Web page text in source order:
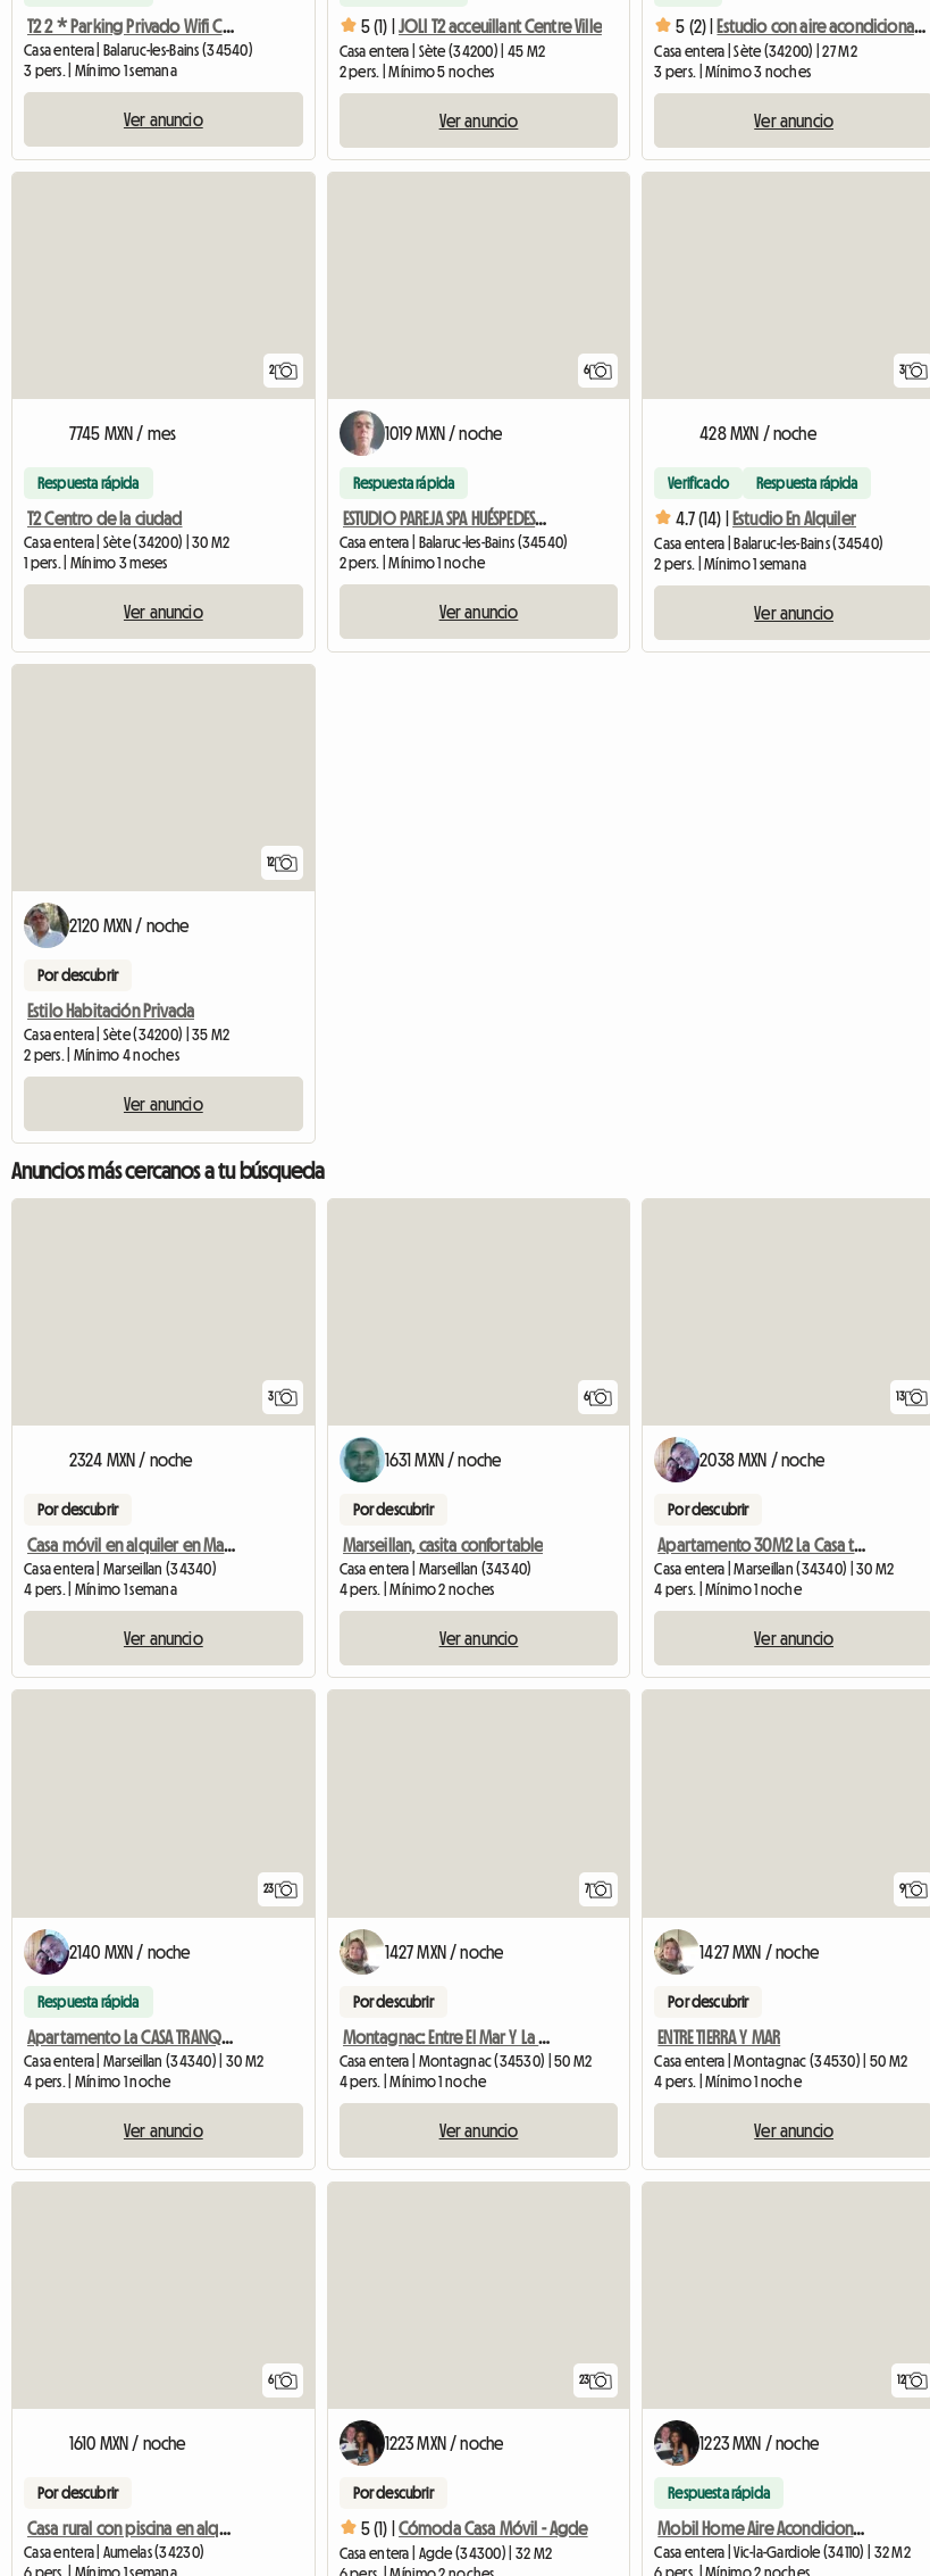
T2 2 * Parking Privado Wifi Centro De Curas Balaruc-les-bains
Casa entera | Balaruc-les-Bains (34540)
3 pers. | Mínimo 1 semana
Ver anuncio
5 (1) | JOLI T2 acceuillant Centre Ville
Casa entera | Sète (34200) | 45 M2
2 pers. | Mínimo 5 noches
Ver anuncio
5 (2) | Estudio con aire acondicionado frente al puerto deportivo.
Casa entera | Sète (34200) | 27 M2
3 pers. | Mínimo 3 noches
Ver anuncio
2
7745 MXN / mes
Respuesta rápida
T2 Centro de la ciudad
Casa entera | Sète (34200) | 30 M2
1 pers. | Mínimo 3 meses
Ver anuncio
6
1019 MXN / noche
Respuesta rápida
ESTUDIO PAREJA SPA HUÉSPEDES/VACACIONES 2019/20 BALARUC LES BAINS
Casa entera | Balaruc-les-Bains (34540)
2 pers. | Mínimo 1 noche
Ver anuncio
3
428 MXN / noche
Verificado Respuesta rápida
4.7 (14) | Estudio En Alquiler
Casa entera | Balaruc-les-Bains (34540)
2 pers. | Mínimo 1 semana
Ver anuncio
12
2120 MXN / noche
Por descubrir
Estilo Habitación Privada
Casa entera | Sète (34200) | 35 M2
2 pers. | Mínimo 4 noches
Ver anuncio
Anuncios más cercanos a tu búsqueda
3
2324 MXN / noche
Por descubrir
Casa móvil en alquiler en Marseillan Plage
Casa entera | Marseillan (34340)
4 pers. | Mínimo 1 semana
Ver anuncio
6
1631 MXN / noche
Por descubrir
Marseillan, casita confortable
Casa entera | Marseillan (34340)
4 pers. | Mínimo 2 noches
Ver anuncio
13
2038 MXN / noche
Por descubrir
Apartamento 30M2 La Casa tranquilidad
Casa entera | Marseillan (34340) | 30 M2
4 pers. | Mínimo 1 noche
Ver anuncio
23
2140 MXN / noche
Respuesta rápida
Apartamento La CASA TRANQUILIA Estudio 30 M2 G
Casa entera | Marseillan (34340) | 30 M2
4 pers. | Mínimo 1 noche
Ver anuncio
7
1427 MXN / noche
Por descubrir
Montagnac: Entre El Mar Y La Montaña
Casa entera | Montagnac (34530) | 50 M2
4 pers. | Mínimo 1 noche
Ver anuncio
9
1427 MXN / noche
Por descubrir
ENTRE TIERRA Y MAR
Casa entera | Montagnac (34530) | 50 M2
4 pers. | Mínimo 1 noche
Ver anuncio
6
1610 MXN / noche
Por descubrir
Casa rural con piscina en alquiler
Casa entera | Aumelas (34230)
6 pers. | Mínimo 1 semana
23
1223 MXN / noche
Por descubrir
5 (1) | Cómoda Casa Móvil - Agde
Casa entera | Agde (34300) | 32 M2
12
1223 MXN / noche
Respuesta rápida
Mobil Home Aire Acondicionado Tv 3 Dormitorios Todo Comodidad 4*
Casa entera | Vic-la-Gardiole (34110) | 32 M2
6 pers. | Mínimo 2 noches